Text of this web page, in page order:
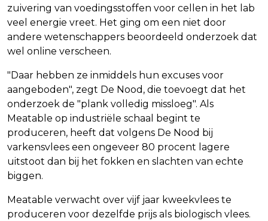
zuivering van voedingsstoffen voor cellen in het lab
veel energie vreet. Het ging om een niet door
andere wetenschappers beoordeeld onderzoek dat
wel online verscheen.
"Daar hebben ze inmiddels hun excuses voor
aangeboden", zegt De Nood, die toevoegt dat het
onderzoek de "plank volledig missloeg". Als
Meatable op industriële schaal begint te
produceren, heeft dat volgens De Nood bij
varkensvlees een ongeveer 80 procent lagere
uitstoot dan bij het fokken en slachten van echte
biggen.
Meatable verwacht over vijf jaar kweekvlees te
produceren voor dezelfde prijs als biologisch vlees.